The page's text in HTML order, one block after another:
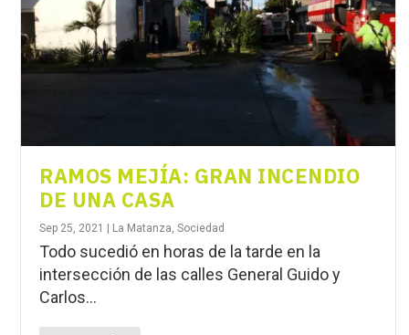
RAMOS MEJÍA: GRAN INCENDIO
DE UNA CASA
Sep 25, 2021 La Matanza,Sociedad
Todo sucedió en horas de la tarde en la
intersección de las calles General Guido y
Carlos...